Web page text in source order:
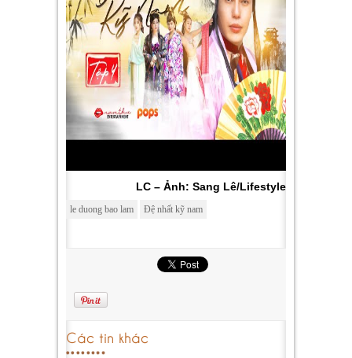
LC – Ảnh: Sang Lê/Lifestyle
le duong bao lam Đệ nhất kỹ nam
Các tin khác